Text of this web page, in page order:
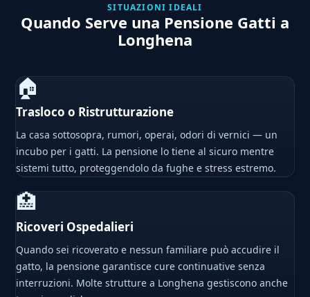
SITUAZIONI IDEALI
Quando Serve una Pensione Gatti a
Longhena
🏠
Trasloco o Ristrutturazione
La casa sottosopra, rumori, operai, odori di vernici — un
incubo per i gatti. La pensione lo tiene al sicuro mentre
sistemi tutto, proteggendolo da fughe e stress estremo.
🏥
Ricoveri Ospedalieri
Quando sei ricoverato e nessun familiare può accudire il
gatto, la pensione garantisce cure continuative senza
interruzioni. Molte strutture a Longhena gestiscono anche